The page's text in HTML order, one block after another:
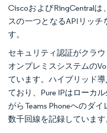
CiscoおよびRingCentral
スの一つとなるAPIリッチ
す。
セキュリティ認証がクラ
オンプレミスシステムの
ています。ハイブリッド
ており、Pure IPはローカ
がらTeams Phoneへのダ
数千回線を記録しています